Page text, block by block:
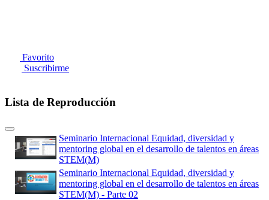
Favorito
Suscribirme
Lista de Reproducción
Seminario Internacional Equidad, diversidad y
mentoring global en el desarrollo de talentos en áreas
STEM(M)
Seminario Internacional Equidad, diversidad y
mentoring global en el desarrollo de talentos en áreas
STEM(M) - Parte 02